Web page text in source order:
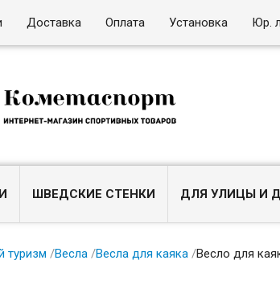
Доставка Оплата Установка Юр.
ШВЕДСКИЕ СТЕНКИ ДЛЯ УЛИЦЫ И
туризм /Весла /Весла для каяка /Весло для